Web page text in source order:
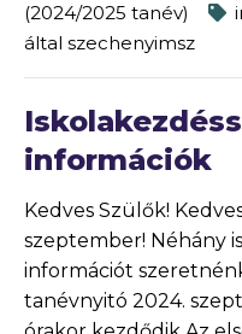
(2024/2025 tanév)
által szechenyimsz
információk
Kedves Szülők!
szeptember! Néhány
információt
tanévnyitó 2024.